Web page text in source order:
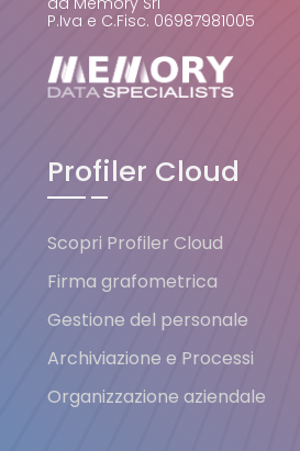
P.Iva e C.Fisc. 06987981005
Profiler Cloud
Scopri Profiler Cloud
Firma grafometrica
Gestione del personale
Archiviazione e Processi
Organizzazione aziendale